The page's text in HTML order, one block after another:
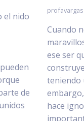
el nido
de
profavargas
Cuando
ese ser
teniendo
hace